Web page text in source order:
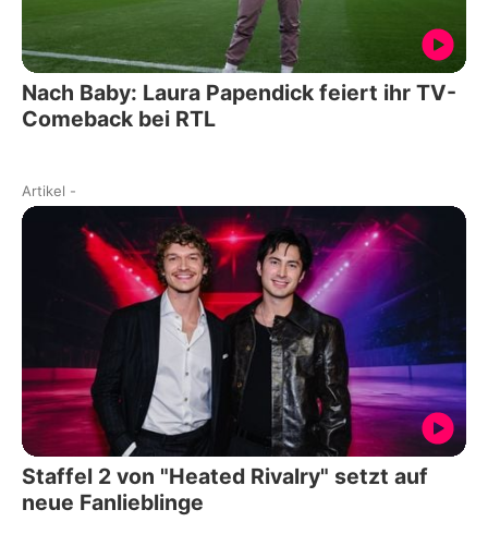
Nach Baby: Laura Papendick feiert ihr TV-
Comeback bei RTL
Artikel -
Staffel 2 von "Heated Rivalry" setzt auf
neue Fanlieblinge